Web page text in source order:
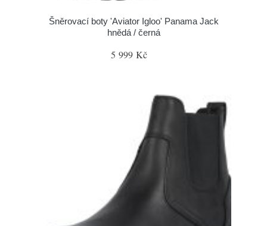
Šněrovací boty 'Aviator Igloo' Panama Jack
hnědá / černá
5 999 Kč